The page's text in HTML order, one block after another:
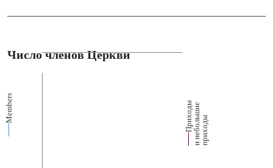
Число членов Церкви
Members П
р
их
о
д
ы
и
н
е
б
о
ль
ш
ие
п
р
и
х
о
ды